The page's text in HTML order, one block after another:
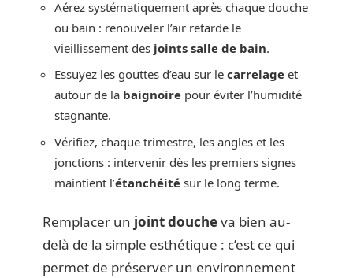
Aérez systématiquement après chaque douche
ou bain : renouveler l’air retarde le
vieillissement des joints salle de bain.
Essuyez les gouttes d’eau sur le carrelage et
autour de la baignoire pour éviter l’humidité
stagnante.
Vérifiez, chaque trimestre, les angles et les
jonctions : intervenir dès les premiers signes
maintient l’étanchéité sur le long terme.
Remplacer un joint doucheva bien au-
delà de la simple esthétique : c’est ce qui
permet de préserver un environnement